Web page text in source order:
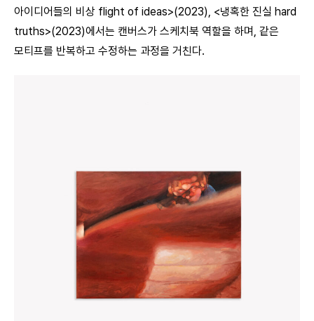
아이디어들의 비상 flight of ideas>(2023), <냉혹한 진실 hard
truths>(2023)에서는 캔버스가 스케치북 역할을 하며, 같은
모티프를 반복하고 수정하는 과정을 거친다.